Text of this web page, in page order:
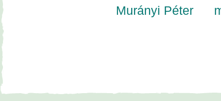
Murányi Péter